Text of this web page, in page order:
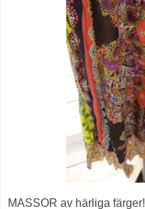
MASSOR av härliga